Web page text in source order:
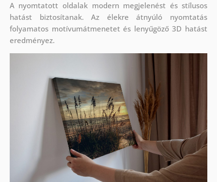
A nyomtatott oldalak modern megjelenést és stílusos
hatást biztosítanak. Az élekre átnyúló nyomtatás
folyamatos motívumátmenetet és lenyűgöző 3D hatást
eredményez.